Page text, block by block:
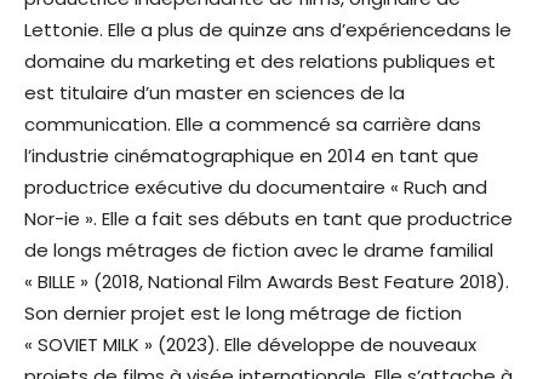
Lettonie. Elle a plus de quinze ans d’expériencedans le
domaine du marketing et des relations publiques et
est titulaire d’un master en sciences de la
communication. Elle a commencé sa carrière dans
l’industrie cinématographique en 2014 en tant que
productrice exécutive du documentaire « Ruch and
Nor-ie ». Elle a fait ses débuts en tant que productrice
de longs métrages de fiction avec le drame familial
« BILLE » (2018, National Film Awards Best Feature 2018).
Son dernier projet est le long métrage de fiction
« SOVIET MILK » (2023). Elle développe de nouveaux